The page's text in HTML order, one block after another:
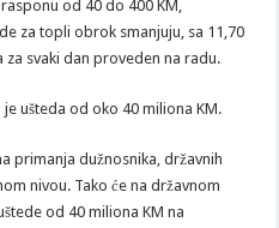
od 40 do 400 KM,
za topli obrok smanjuju, sa 11,70
svaki dan proveden na radu.
ušteda od oko 40 miliona KM.
primanja dužnosnika, državnih
nivou. Tako će na državnom
od 40 miliona KM na